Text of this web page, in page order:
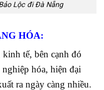
Lộc đi Đà Nẵng
HÓA:
tế, bên cạnh đó
hóa, hiện đại
ra ngày càng nhiều.